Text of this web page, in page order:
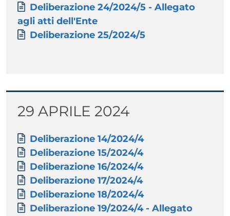
Documento
Deliberazione 24/2024/5 - Allegato
agli atti dell'Ente
Documento
Deliberazione 25/2024/5
Titolo
29 APRILE 2024
Paragrafo
Allegati
Documento
Deliberazione 14/2024/4
Documento
Deliberazione 15/2024/4
Documento
Deliberazione 16/2024/4
Documento
Deliberazione 17/2024/4
Documento
Deliberazione 18/2024/4
Documento
Deliberazione 19/2024/4 - Allegato